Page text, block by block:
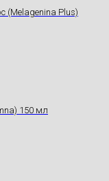
(Melagenina Plus)
150 мл